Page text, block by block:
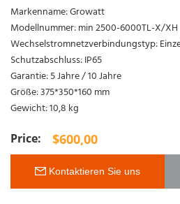
Markenname: Growatt
Modellnummer: min 2500-6000TL-X/XH
Wechselstromnetzverbindungstyp:
Schutzabschluss: IP65
Garantie: 5 Jahre / 10 Jahre
Größe: 375*350*160 mm
Gewicht: 10,8 kg
$600,00
Kontaktieren Sie uns